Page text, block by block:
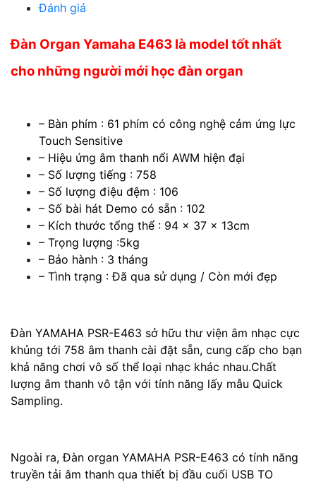
Đánh giá
Đàn Organ Yamaha E463 là model tốt nhất
cho những người mới học đàn organ
– Bàn phím : 61 phím có công nghệ cảm ứng lực
Touch Sensitive
– Hiệu ứng âm thanh nổi AWM hiện đại
– Số lượng tiếng : 758
– Số lượng điệu đệm : 106
– Số bài hát Demo có sẵn : 102
– Kích thước tổng thể : 94 x 37 x 13cm
– Trọng lượng :5kg
– Bảo hành : 3 tháng
– Tình trạng : Đã qua sử dụng / Còn mới đẹp
Đàn YAMAHA PSR-E463 sở hữu thư viện âm nhạc cực
khủng tới 758 âm thanh cài đặt sẵn, cung cấp cho bạn
khả năng chơi vô số thể loại nhạc khác nhau.Chất
lượng âm thanh vô tận với tính năng lấy mẫu Quick
Sampling.
Ngoài ra, Đàn organ YAMAHA PSR-E463 có tính năng
truyền tải âm thanh qua thiết bị đầu cuối USB TO